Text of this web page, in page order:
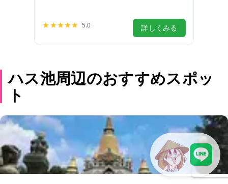
★★★★★ 5.0 詳しくみる
ハス池周辺のおすすめスポッ
ト